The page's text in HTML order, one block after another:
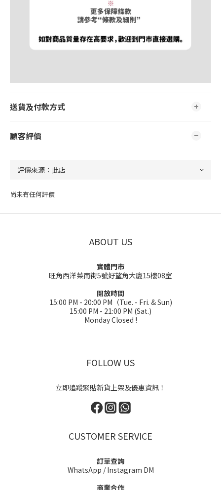
送貨及付款方式
顧客評價
尚未有任何評價
ABOUT US
實體門市
旺角西洋菜南街5號好望角大廈15樓08室
開放時間
15:00 PM - 20:00 PM（Tue. - Fri. & Sun)
15:00 PM - 21:00 PM (Sat.)
Monday Closed !
FOLLOW US
立即追蹤緊貼新貨上架及優惠資訊！
CUSTOMER SERVICE
訂單查詢
WhatsApp /Instagram DM
商業合作